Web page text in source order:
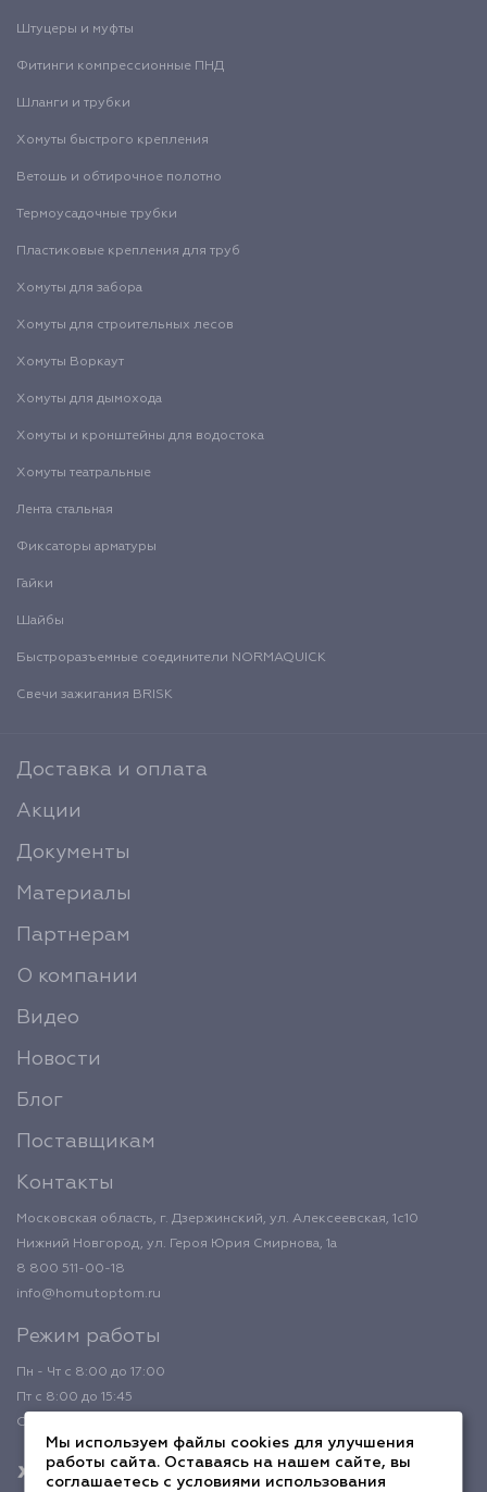
Штуцеры и муфты
Фитинги компрессионные ПНД
Шланги и трубки
Хомуты быстрого крепления
Ветошь и обтирочное полотно
Термоусадочные трубки
Пластиковые крепления для труб
Хомуты для забора
Хомуты для строительных лесов
Хомуты Воркаут
Хомуты для дымохода
Хомуты и кронштейны для водостока
Хомуты театральные
Лента стальная
Фиксаторы арматуры
Гайки
Шайбы
Быстроразъемные соединители NORMAQUICK
Свечи зажигания BRISK
Доставка и оплата
Акции
Документы
Материалы
Партнерам
О компании
Видео
Новости
Блог
Поставщикам
Контакты
Московская область, г. Дзержинский, ул. Алексеевская, 1с10
Нижний Новгород, ул. Героя Юрия Смирнова, 1а
8 800 511-00-18
info@homutoptom.ru
Режим работы
Пн - Чт с 8:00 до 17:00
Пт с 8:00 до 15:45
Обед с 12:00 до 12:45
Мы используем файлы cookies для улучшения
работы сайта. Оставаясь на нашем сайте, вы
соглашаетесь с условиями использования